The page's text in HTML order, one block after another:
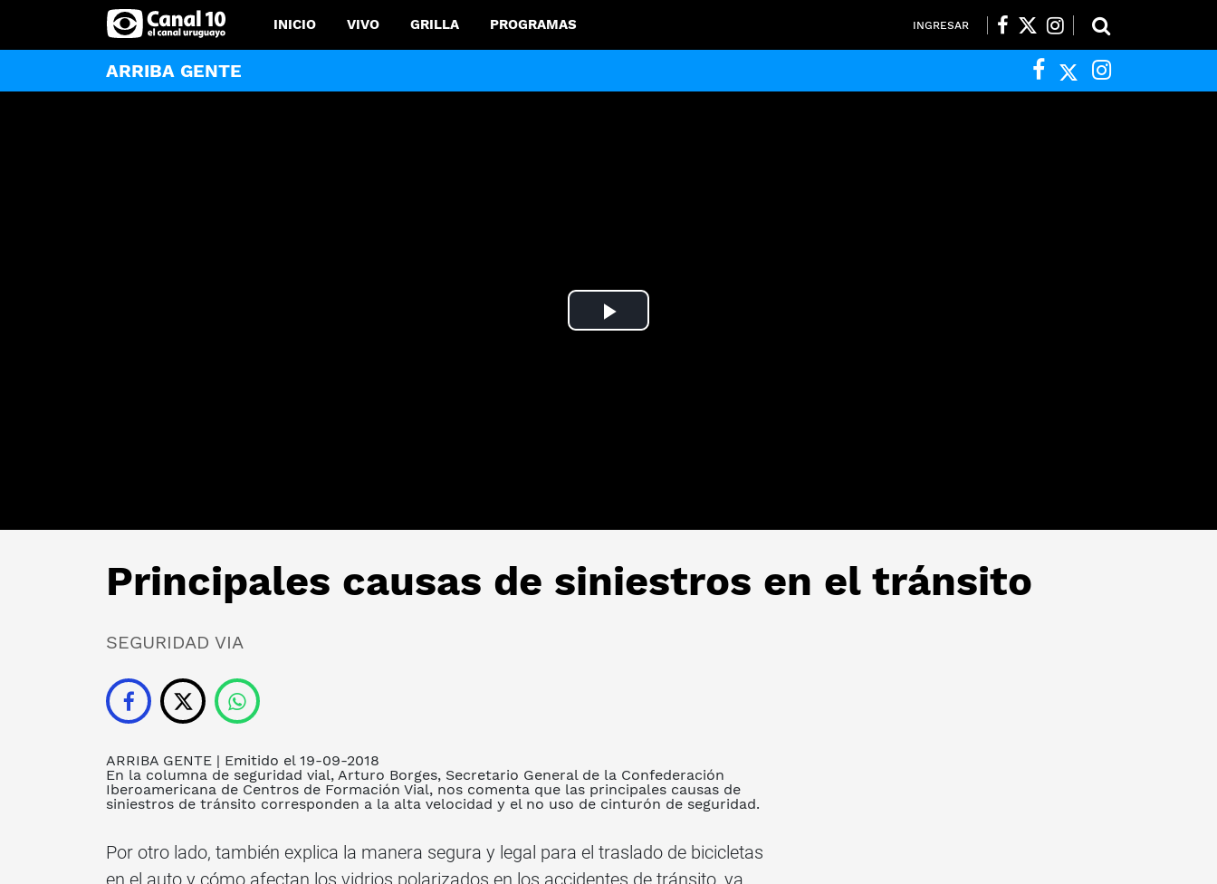
INICIO VIVO GRILLA PROGRAMAS INGRESAR
ARRIBA GENTE
Play
Principales causas de siniestros en el tránsito
SEGURIDAD VIA
ARRIBA GENTE | Emitido el 19-09-2018
En la columna de seguridad vial, Arturo Borges, Secretario General de la Confederación
Iberoamericana de Centros de Formación Vial, nos comenta que las principales causas de
siniestros de tránsito corresponden a la alta velocidad y el no uso de cinturón de seguridad.
Por otro lado, también explica la manera segura y legal para el traslado de bicicletas
en el auto y cómo afectan los vidrios polarizados en los accidentes de tránsito, ya